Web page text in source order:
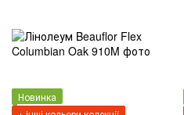
Новинка